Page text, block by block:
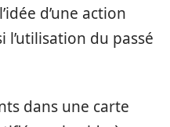
d’une action
du passé
dans une carte